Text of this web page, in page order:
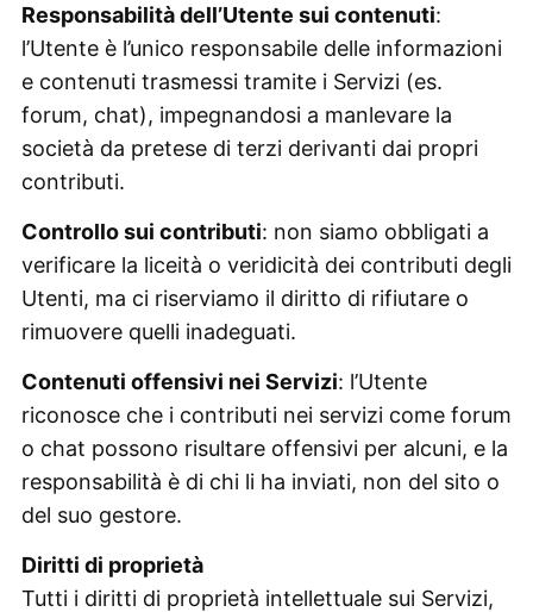
Responsabilità dell’Utente sui contenuti:
l’Utente è l’unico responsabile delle informazioni
e contenuti trasmessi tramite i Servizi (es.
forum, chat), impegnandosi a manlevare la
società da pretese di terzi derivanti dai propri
contributi.
Controllo sui contributi: non siamo obbligati a
verificare la liceità o veridicità dei contributi degli
Utenti, ma ci riserviamo il diritto di rifiutare o
rimuovere quelli inadeguati.
Contenuti offensivi nei Servizi: l’Utente
riconosce che i contributi nei servizi come forum
o chat possono risultare offensivi per alcuni, e la
responsabilità è di chi li ha inviati, non del sito o
del suo gestore.
Diritti di proprietà
Tutti i diritti di proprietà intellettuale sui Servizi,